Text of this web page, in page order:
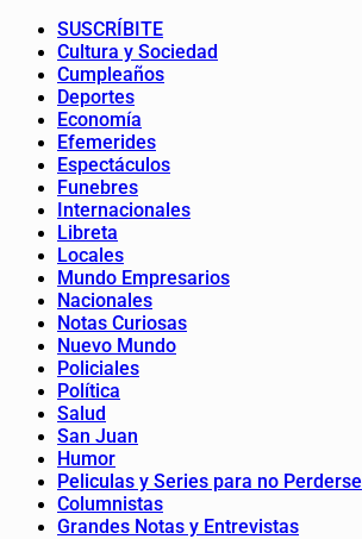
SUSCRÍBITE
Cultura y Sociedad
Cumpleaños
Deportes
Economía
Efemerides
Espectáculos
Funebres
Internacionales
Libreta
Locales
Mundo Empresarios
Nacionales
Notas Curiosas
Nuevo Mundo
Policiales
Política
Salud
San Juan
Humor
Peliculas y Series para no Perderse
Columnistas
Grandes Notas y Entrevistas